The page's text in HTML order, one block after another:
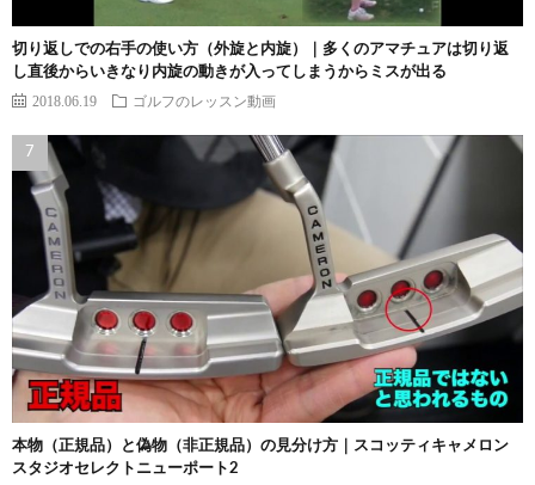
切り返しでの右手の使い方（外旋と内旋）｜多くのアマチュアは切り返
し直後からいきなり内旋の動きが入ってしまうからミスが出る
2018.06.19 ゴルフのレッスン動画
本物（正規品）と偽物（非正規品）の見分け方｜スコッティキャメロン
スタジオセレクトニューポート2